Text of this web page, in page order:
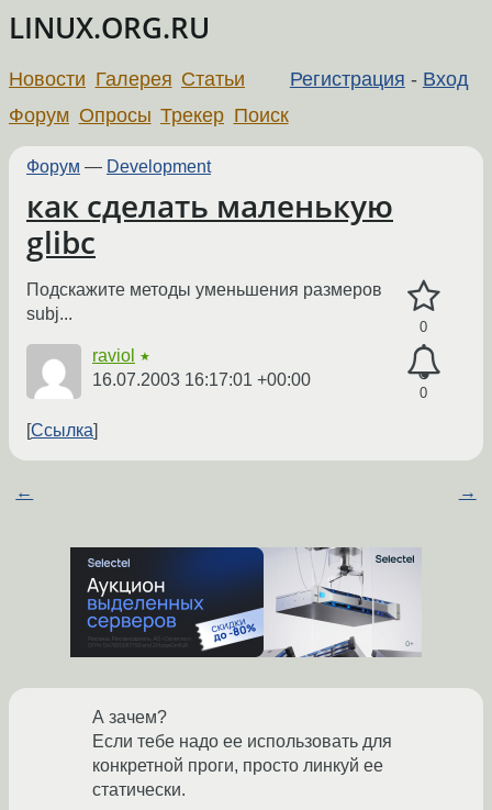
LINUX.ORG.RU
Регистрация - Вход
Новости Галерея Статьи
Форум Опросы Трекер Поиск
Форум — Development
как сделать маленькую
glibc
0
0
Подскажите методы уменьшения размеров
subj...
raviol ★
16.07.2003 16:17:01 +00:00
Ссылка
← →
А зачем?
Если тебе надо ее использовать для
конкретной проги, просто линкуй ее
статически.